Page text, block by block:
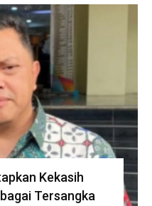
Kekasih
Tersangka